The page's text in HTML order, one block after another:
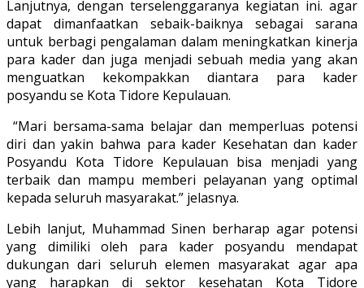
Lanjutnya, dengan terselenggaranya kegiatan ini. agar
dapat dimanfaatkan sebaik-baiknya sebagai sarana
untuk berbagi pengalaman dalam meningkatkan kinerja
para kader dan juga menjadi sebuah media yang akan
menguatkan kekompakkan diantara para kader
posyandu se Kota Tidore Kepulauan.
“Mari bersama-sama belajar dan memperluas potensi
diri dan yakin bahwa para kader Kesehatan dan kader
Posyandu Kota Tidore Kepulauan bisa menjadi yang
terbaik dan mampu memberi pelayanan yang optimal
kepada seluruh masyarakat.” jelasnya.
Lebih lanjut, Muhammad Sinen berharap agar potensi
yang dimiliki oleh para kader posyandu mendapat
dukungan dari seluruh elemen masyarakat agar apa
yang harapkan di sektor kesehatan Kota Tidore